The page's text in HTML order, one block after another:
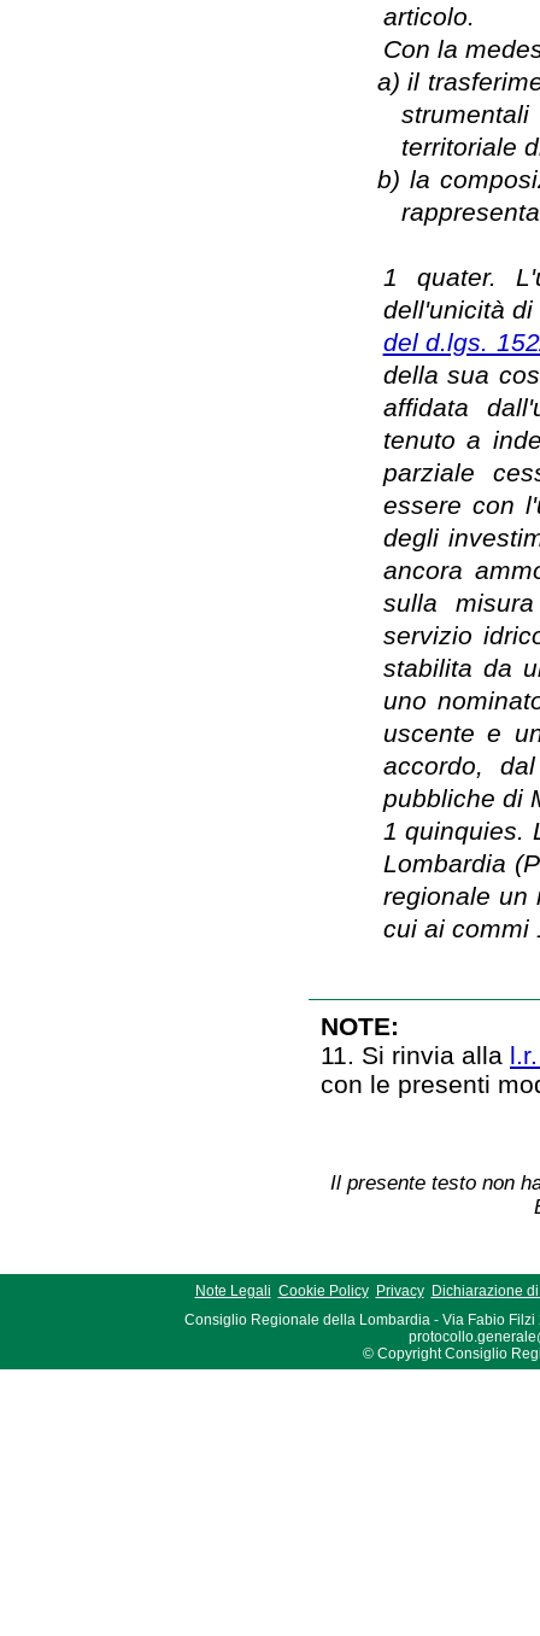
articolo.
Con la
a)il
territoriale
b) la
1 quater.
dell'unicità
del d.lgs.
della sua
affidata
tenuto a
parziale
essere con
degli
ancora
sulla
servizio
stabilita da
uno
uscente e
accordo,
pubbliche di
1 quinquies.
Lombardia
regionale un
cui ai commi
NOTE:
11. Si rinvia alla
con le presenti
Il presente testo non
Note Legali Cookie Policy Privacy
Dichiarazione
Consiglio Regionale della Lombardia - Via Fabio Filzi
© Copyright Consiglio